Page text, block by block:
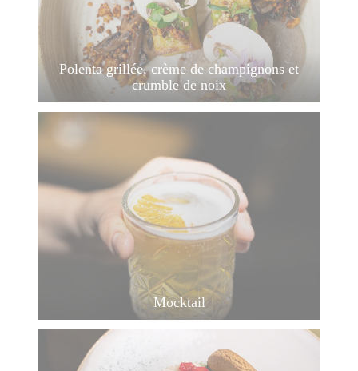
Polenta grillée, crème de champignons et
crumble de noix
Mocktail